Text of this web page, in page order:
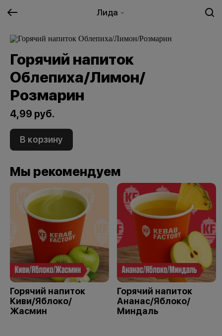
Лида
Горячий напиток
Облепиха/Лимон/
Розмарин
4,99 руб.
В корзину
Мы рекомендуем
Горячий напиток
Киви/Яблоко/
Жасмин
Горячий напиток
Ананас/Яблоко/
Миндаль